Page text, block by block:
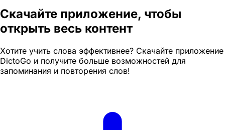
Скачайте приложение, чтобы
открыть весь контент
Хотите учить слова эффективнее? Скачайте приложение
DictoGo и получите больше возможностей для
запоминания и повторения слов!